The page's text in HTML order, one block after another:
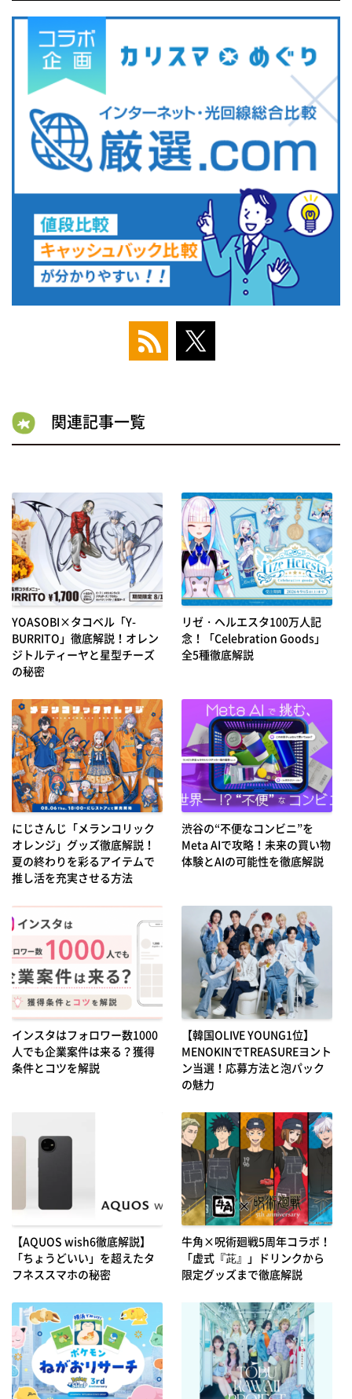
関連記事一覧
YOASOBI×タコベル「Y-
BURRITO」徹底解説！オレン
ジトルティーヤと星型チーズ
の秘密
リゼ・ヘルエスタ100万人記
念！「Celebration Goods」
全5種徹底解説
にじさんじ「メランコリック
オレンジ」グッズ徹底解説！
夏の終わりを彩るアイテムで
推し活を充実させる方法
渋谷の“不便なコンビニ”を
Meta AIで攻略！未来の買い物
体験とAIの可能性を徹底解説
インスタはフォロワー数1000
人でも企業案件は来る？獲得
条件とコツを解説
【韓国OLIVE YOUNG1位】
MENOKINでTREASUREヨント
ン当選！応募方法と泡パック
の魅力
【AQUOS wish6徹底解説】
「ちょうどいい」を超えたタ
フネススマホの秘密
牛角×呪術廻戦5周年コラボ！
「虚式『茈』」ドリンクから
限定グッズまで徹底解説